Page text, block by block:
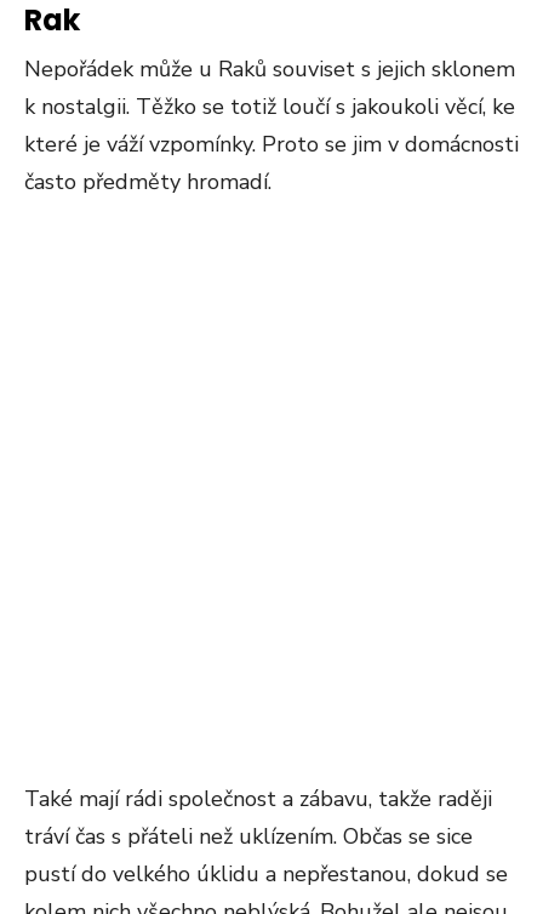
Rak
Nepořádek může u Raků souviset s jejich sklonem
k nostalgii. Těžko se totiž loučí s jakoukoli věcí, ke
které je váží vzpomínky. Proto se jim v domácnosti
často předměty hromadí.
Také mají rádi společnost a zábavu, takže raději
tráví čas s přáteli než uklízením. Občas se sice
pustí do velkého úklidu a nepřestanou, dokud se